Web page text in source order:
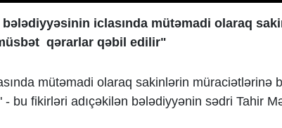
iclasında mütəmadi olaraq
qərarlar qəbil edilir"
mütəmadi olaraq sakinlərin müraciətlərinə
bu fikirləri adıçəkilən bələdiyyənin sədri Tahir